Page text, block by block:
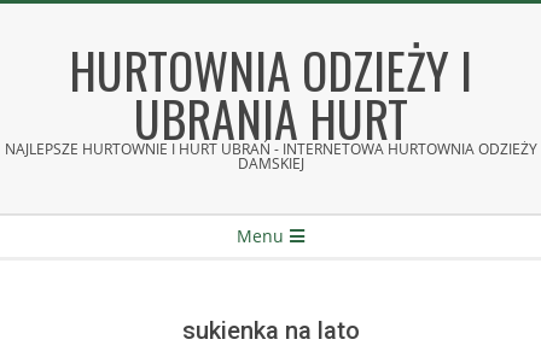
HURTOWNIA ODZIEŻY I
UBRANIA HURT
NAJLEPSZE HURTOWNIE I HURT UBRAŃ - INTERNETOWA HURTOWNIA ODZIEŻY
DAMSKIEJ
Menu
sukienka na lato